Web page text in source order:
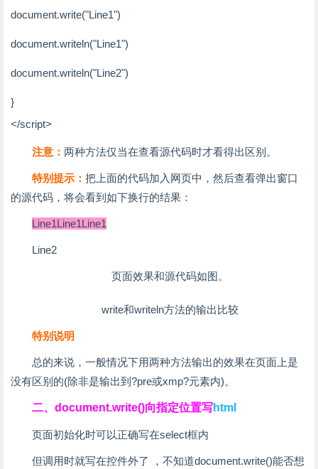
document.write("Line1")
document.writeln("Line1")
document.writeln("Line2")
}
</script>
注意： 两种方法仅当在查看源代码时才看得出区别。
特别提示： 把上面的代码加入网页中，然后查看弹出窗口
的源代码，将会看到如下换行的结果：
Line1Line1Line1
Line2
页面效果和源代码如图。
write和writeln方法的输出比较
特别说明
总的来说，一般情况下用两种方法输出的效果在页面上是
没有区别的(除非是输出到?pre或xmp?元素内)。
二、document.write()向指定位置写html
页面初始化时可以正确写在select框内
但调用时就写在控件外了 ，不知道document.write()能否想